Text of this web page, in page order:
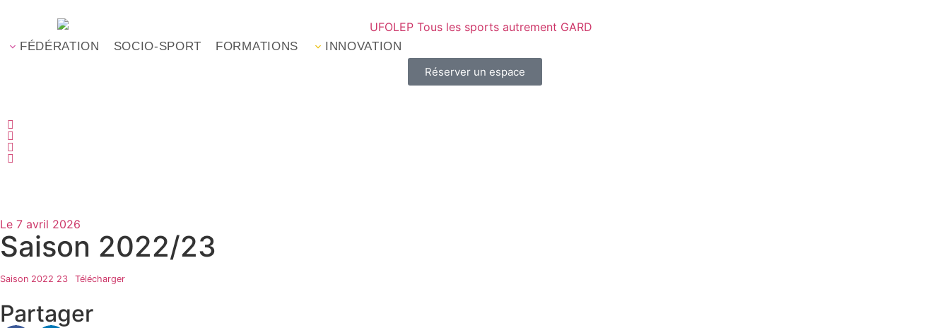
FÉDÉRATION SOCIO-SPORT FORMATIONS
INNOVATION
Réserver un espace
Le 7 avril 2026
Saison 2022/23
Saison 2022 23 Télécharger
Partager